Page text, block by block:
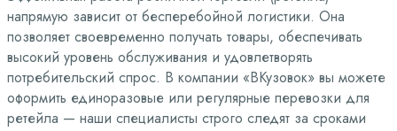
напрямую зависит от бесперебойной логистики. Она
позволяет своевременно получать товары, обеспечивать
высокий уровень обслуживания и удовлетворять
потребительский спрос. В компании «ВКузовок» вы можете
оформить единоразовые или регулярные перевозки для
ретейла — наши специалисты строго следят за сроками